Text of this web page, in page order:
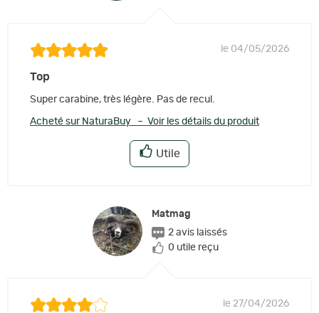
le 04/05/2026
Top
Super carabine, très légère. Pas de recul.
Acheté sur NaturaBuy – Voir les détails du produit
Utile
Matmag
2 avis laissés
0 utile reçu
le 27/04/2026